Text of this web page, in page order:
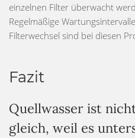
einzelnen Filter überwacht
Regelmäßige
Filterwechsel sind bei diesen
Fazit
Quellwasser ist
gleich, weil es